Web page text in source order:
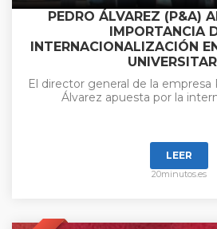
PEDRO ÁLVAREZ (P&A)
IMPORTANCIA
INTERNACIONALIZACIÓN
El director general de la empresa
Álvarez apuesta por la
LEER
20minutos.es